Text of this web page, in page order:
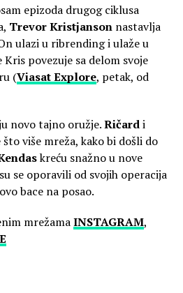
epizoda drugog ciklusa
Trevor Kristjansonnastavlja
ulazi u ribrending i ulaže u
povezuje sa delom svoje
(Viasat Explore, petak, od
novo tajno oružje.Ričardi
više mreža, kako bi došli do
kreću snažno u nove
se oporavili od svojih operacija
bace na posao.
mrežamaINSTAGRAM,